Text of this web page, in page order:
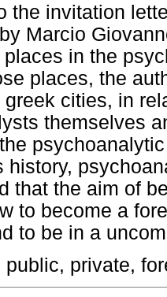
the invitation
Marcio
in the
places, the
greek cities, in
themselves
history,
that the aim of
to become a
to be in a
public, private,